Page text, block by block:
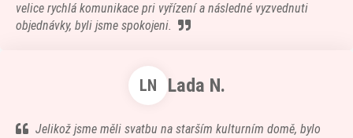
velice rychlá komunikace pri vyřízení a následné vyzvednuti
objednávky, byli jsme spokojeni.
LN Lada N.
Jelikož jsme měli svatbu na starším kulturním domě, bylo